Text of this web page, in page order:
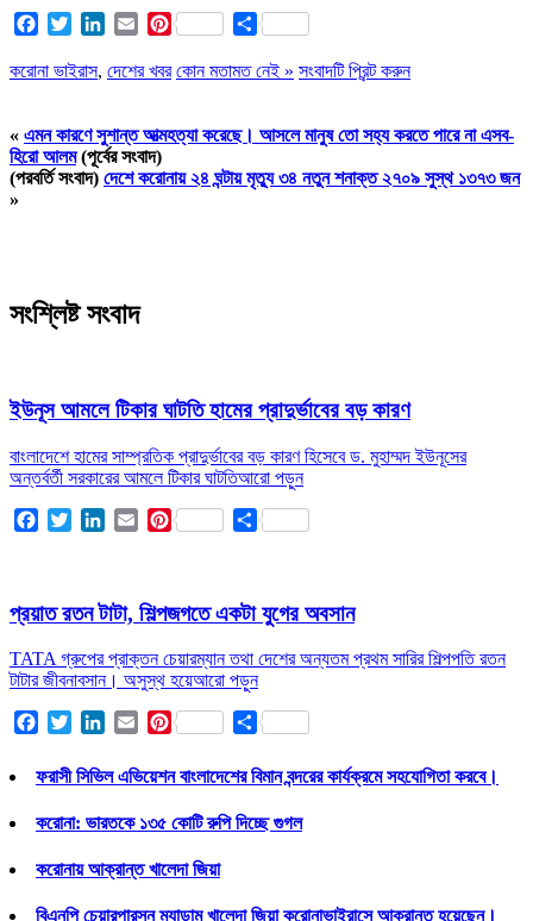
FacebookTwitterLinkedIn
EmailPinterest Share
করোনা ভাইরাস, দেশের খবর কোন মতামত নেই » সংবাদটি প্রিন্ট করুন
« এমন কারণে সুশান্ত আত্মহত্যা করেছে। আসলে মানুষ তো সহ্য করতে পারে না এসব-
হিরো আলম(পূর্বের সংবাদ)
(পরবর্তি সংবাদ) দেশে করোনায় ২৪ ঘন্টায় মৃত্যু ৩৪ নতুন শনাক্ত ২৭০৯ সুস্থ ১৩৭৩ জন
»
সংশ্লিষ্ট সংবাদ
ইউনূস আমলে টিকার ঘাটতি হামের প্রাদুর্ভাবের বড় কারণ
বাংলাদেশে হামের সাম্প্রতিক প্রাদুর্ভাবের বড় কারণ হিসেবে ড. মুহাম্মদ ইউনূসের
অন্তর্বর্তী সরকারের আমলে টিকার ঘাটতিআরো পড়ুন
FacebookTwitterLinkedIn
EmailPinterest Share
প্রয়াত রতন টাটা, শিল্পজগতে একটা যুগের অবসান
TATA গ্রুপের প্রাক্তন চেয়ারম্যান তথা দেশের অন্যতম প্রথম সারির শিল্পপতি রতন
টাটার জীবনাবসান। অসুস্থ হয়েআরো পড়ুন
FacebookTwitterLinkedIn
EmailPinterest Share
ফরাসী সিভিল এভিয়েশন বাংলাদেশের বিমান বন্দরের কার্যক্রমে সহযোগিতা করবে।
করোনা: ভারতকে ১৩৫ কোটি রুপি দিচ্ছে গুগল
করোনায় আক্রান্ত খালেদা জিয়া
বিএনপি চেয়ারপারসন ম্যাডাম খালেদা জিয়া করোনাভাইরাসে আক্রান্ত হয়েছেন।